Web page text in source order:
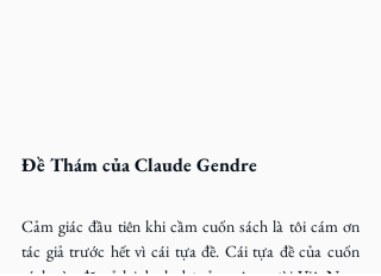
Đề Thám của Claude Gendre
Cảm giác đầu tiên khi cầm cuốn sách là tôi cám ơn
tác giả trước hết vì cái tựa đề. Cái tựa đề của cuốn